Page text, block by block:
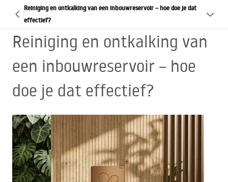
Reiniging en ontkalking van een inbouwreservoir – hoe doe je dat
effectief?
Reiniging en ontkalking van
een inbouwreservoir – hoe
doe je dat effectief?